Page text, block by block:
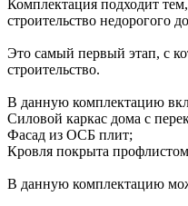
Комплектация подходит
строительство недорогого
Это самый первый этап, с
строительство.
В данную комплектацию
Силовой каркас дома с
Фасад из ОСБ плит;
Кровля покрыта
В данную комплектацию